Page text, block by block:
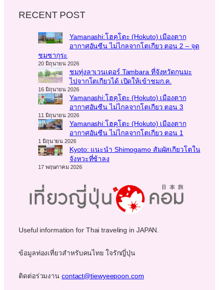
RECENT POST
Yamanashi:โฮคุโตะ (Hokuto) เมืองตาก
อากาศอันซีน ไม่ไกลจากโตเกียว ตอน 2 – จุด
ชมซากุระ
20 มิถุนายน 2026
ชมทุ่งลาเวนเดอร์ Tambara ที่จังหวัดกุนมะ
ไปจากโตเกียวได้ เปิดให้เข้าชมก.ค.
16 มิถุนายน 2026
Yamanashi:โฮคุโตะ (Hokuto) เมืองตาก
อากาศอันซีน ไม่ไกลจากโตเกียว ตอน 3
11 มิถุนายน 2026
Yamanashi:โฮคุโตะ (Hokuto) เมืองตาก
อากาศอันซีน ไม่ไกลจากโตเกียว ตอน 1
1 มิถุนายน 2026
Kyoto: แนะนำ Shimogamo สัมผัสเกียวโตใน
จังหวะที่ช้าลง
17 พฤษภาคม 2026
Useful information for Thai traveling in JAPAN.
ข้อมูลท่องเที่ยวสำหรับคนไทย ใจรักญี่ปุ่น
ติดต่อร่วมงาน contact@tiewyeepoon.com